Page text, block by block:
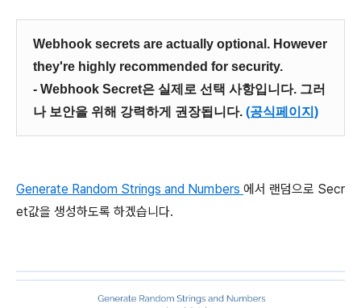
Webhook secrets are actually optional. However
they're highly recommended for security.
- Webhook Secret은 실제로 선택 사항입니다. 그러
나 보안을 위해 강력하게 권장됩니다. (공식페이지)
Generate Random Strings and Numbers 에서 랜덤으로 Secr
et값을 생성하도록 하겠습니다.